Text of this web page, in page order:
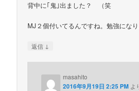
背中に｢鬼｣出ました？ （笑
MJ２個付いてるんですね。勉強にな
返信 ↓
masahito
2016年9月19日 2:25 PM よ